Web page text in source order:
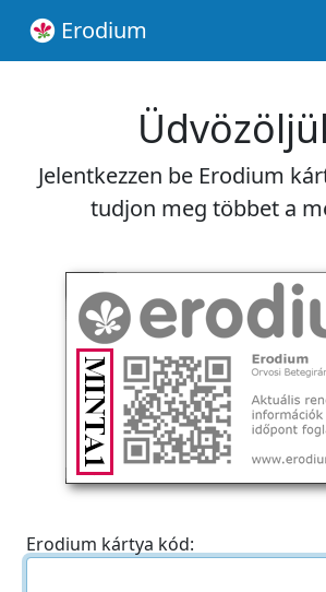
Erodium
Jelentkezzen be Erodium
tudjon meg többet a
Erodium kártya kód: